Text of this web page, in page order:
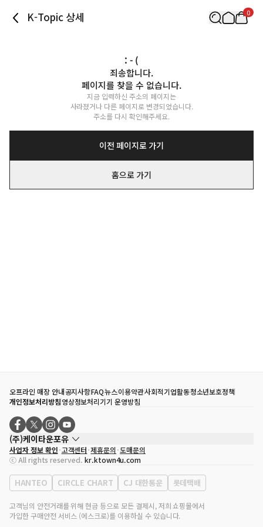
K-Topic 상세 0
: - (
죄송합니다.
페이지를 찾을 수 없습니다.
지금 입력하신 주소의 페이지는
사라졌거나 다른 페이지로 변경되었습니다.
주소를 다시 확인해주세요.
이전 페이지로 가기
홈으로 가기
오프라인 매장 안내공지사항FAQ뉴스이용약관사회적기업활동청소년보호정책
개인정보처리방침영상정보처리기기 운영방침
(주)케이타운포유
대표자
송효민
사업자등록번호
120-87-71116
통신판매업 신고번호 제2011-서울강남-02223
대표전화
02-552-9855
사업자 정보 확인 고객센터 제휴문의 도매문의
ⓒ All rights reserved. kr.ktown4u.com
HANTEO CIRCLE CHART CJ 대한통운 롯데택배
고객님의 안전거래를 위해 현금 등으로 모든 결제시, 저희 쇼핑몰에서
가입한 구매안전 서비스 (에스크로)를 이용하실 수 있습니다.